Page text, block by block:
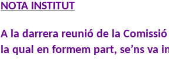
NOTA INSTITUT
A la darrera reunió de la
la qual en formem part, se’ns va